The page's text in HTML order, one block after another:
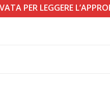
PER LEGGERE